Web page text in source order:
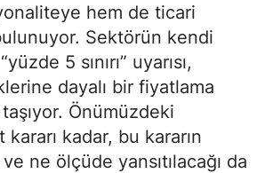
hem de ticari
Sektörün kendi
5 sınırı” uyarısı,
dayalı bir fiyatlama
Önümüzdeki
kadar, bu kararın
ne ölçüde yansıtılacağı da